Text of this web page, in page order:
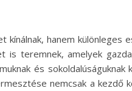
kínálnak, hanem különleges
is teremnek, amelyek
és sokoldalúságuknak
nemcsak a kezdő